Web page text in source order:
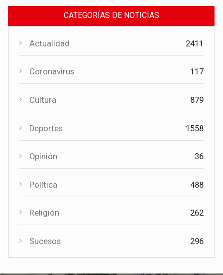
CATEGORÍAS DE NOTICIAS
Actualidad 2411
Coronavirus 117
Cultura 879
Deportes 1558
Opinión 36
Política 488
Religión 262
Sucesos 296